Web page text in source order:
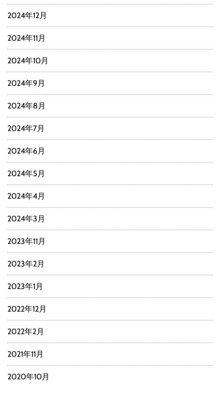
2024年12月
2024年11月
2024年10月
2024年9月
2024年8月
2024年7月
2024年6月
2024年5月
2024年4月
2024年3月
2023年11月
2023年2月
2023年1月
2022年12月
2022年2月
2021年11月
2020年10月